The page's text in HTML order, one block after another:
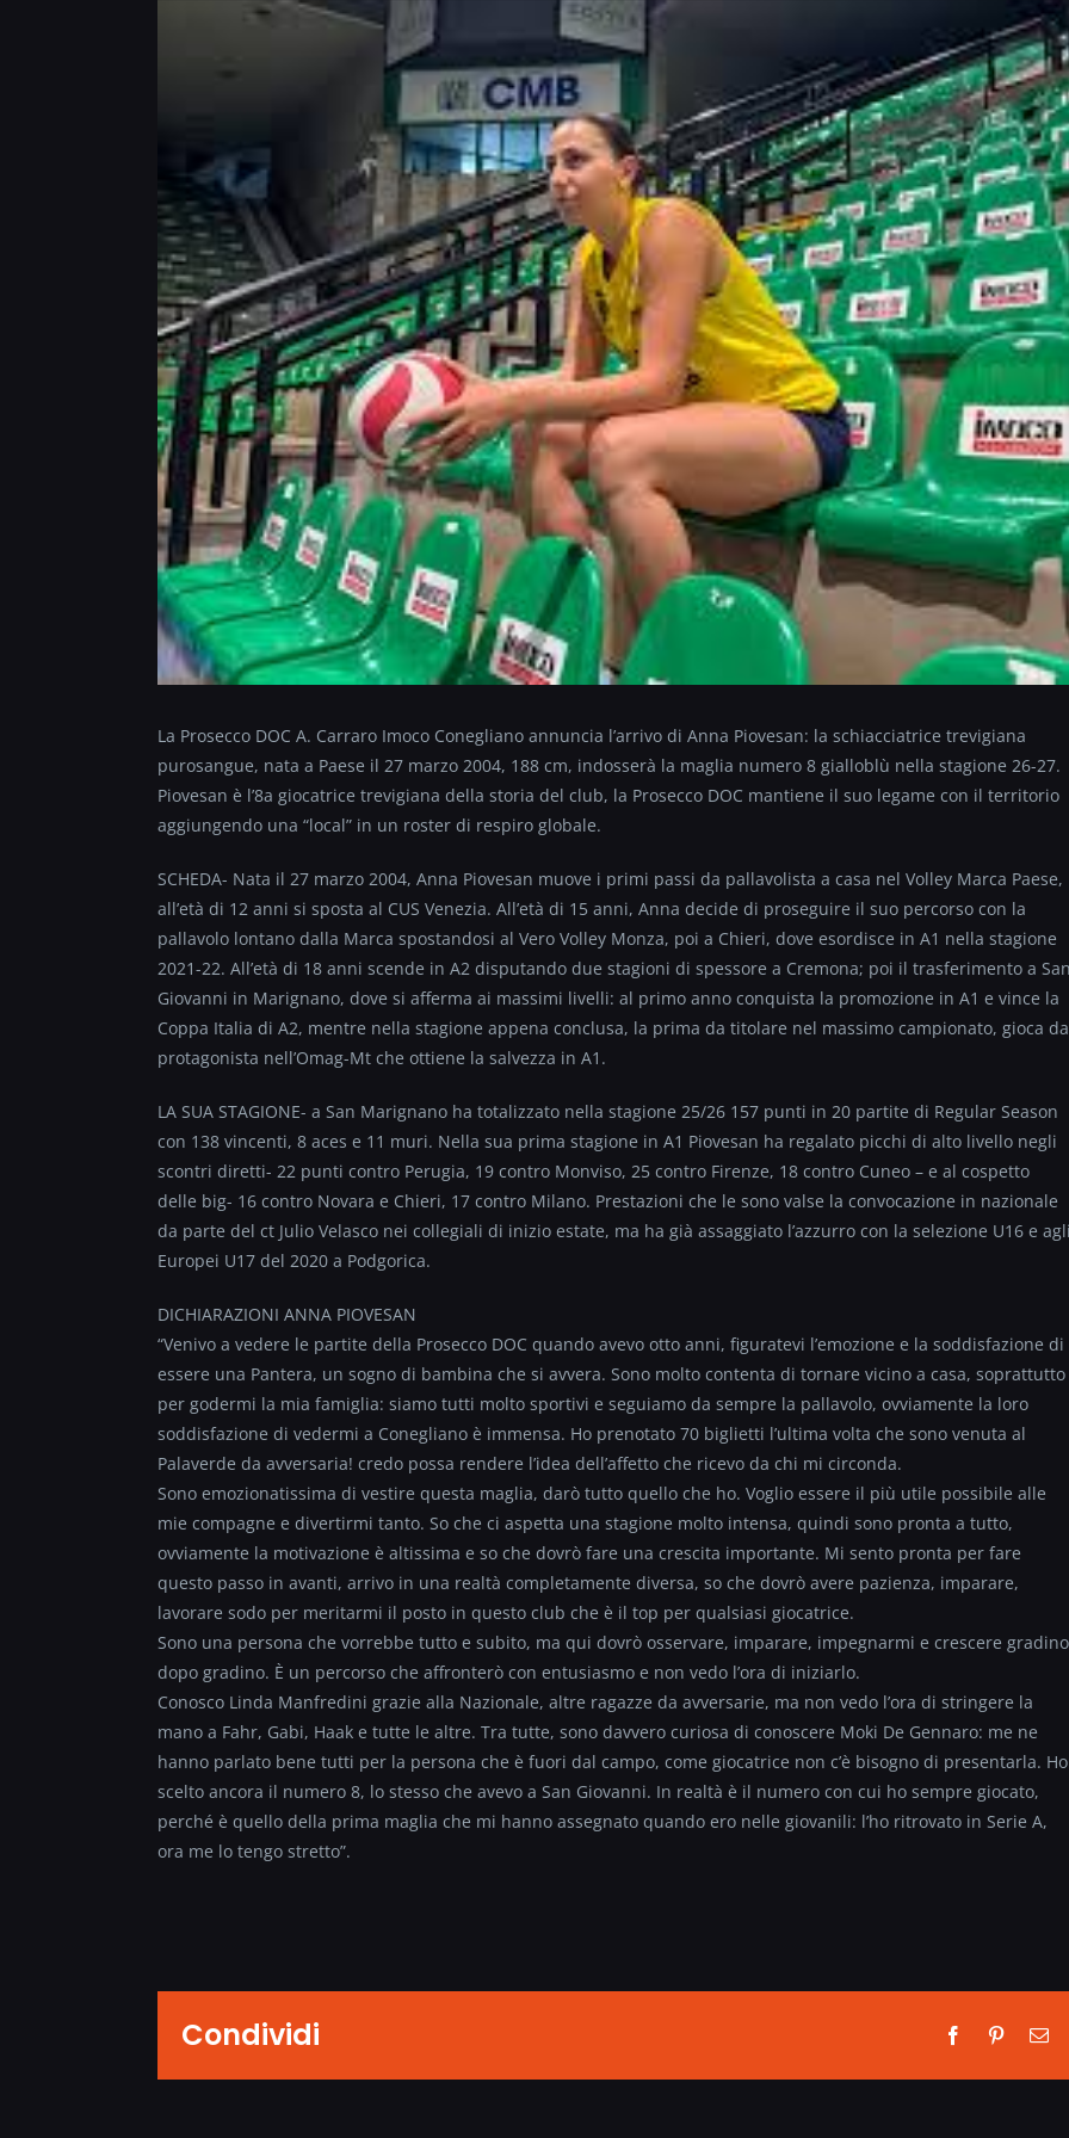
La Prosecco DOC A. Carraro Imoco Conegliano annuncia l’arrivo di Anna Piovesan: la schiacciatrice trevigiana
purosangue, nata a Paese il 27 marzo 2004, 188 cm, indosserà la maglia numero 8 gialloblù nella stagione 26-27.
Piovesan è l’8a giocatrice trevigiana della storia del club, la Prosecco DOC mantiene il suo legame con il territorio
aggiungendo una “local” in un roster di respiro globale.
SCHEDA- Nata il 27 marzo 2004, Anna Piovesan muove i primi passi da pallavolista a casa nel Volley Marca Paese,
all’età di 12 anni si sposta al CUS Venezia. All’età di 15 anni, Anna decide di proseguire il suo percorso con la
pallavolo lontano dalla Marca spostandosi al Vero Volley Monza, poi a Chieri, dove esordisce in A1 nella stagione
2021-22. All’età di 18 anni scende in A2 disputando due stagioni di spessore a Cremona; poi il trasferimento a
Giovanni in Marignano, dove si afferma ai massimi livelli: al primo anno conquista la promozione in A1 e vince la
Coppa Italia di A2, mentre nella stagione appena conclusa, la prima da titolare nel massimo campionato, gioca da
protagonista nell’Omag-Mt che ottiene la salvezza in A1.
LA SUA STAGIONE- a San Marignano ha totalizzato nella stagione 25/26 157 punti in 20 partite di Regular Season
con 138 vincenti, 8 aces e 11 muri. Nella sua prima stagione in A1 Piovesan ha regalato picchi di alto livello negli
scontri diretti- 22 punti contro Perugia, 19 contro Monviso, 25 contro Firenze, 18 contro Cuneo – e al cospetto
delle big- 16 contro Novara e Chieri, 17 contro Milano. Prestazioni che le sono valse la convocazione in nazionale
da parte del ct Julio Velasco nei collegiali di inizio estate, ma ha già assaggiato l’azzurro con la selezione U16 e
Europei U17 del 2020 a Podgorica.
DICHIARAZIONI ANNA PIOVESAN
“Venivo a vedere le partite della Prosecco DOC quando avevo otto anni, figuratevi l’emozione e la soddisfazione di
essere una Pantera, un sogno di bambina che si avvera. Sono molto contenta di tornare vicino a casa, soprattutto
per godermi la mia famiglia: siamo tutti molto sportivi e seguiamo da sempre la pallavolo, ovviamente la loro
soddisfazione di vedermi a Conegliano è immensa. Ho prenotato 70 biglietti l’ultima volta che sono venuta al
Palaverde da avversaria! credo possa rendere l’idea dell’affetto che ricevo da chi mi circonda.
Sono emozionatissima di vestire questa maglia, darò tutto quello che ho. Voglio essere il più utile possibile alle
mie compagne e divertirmi tanto. So che ci aspetta una stagione molto intensa, quindi sono pronta a tutto,
ovviamente la motivazione è altissima e so che dovrò fare una crescita importante. Mi sento pronta per fare
questo passo in avanti, arrivo in una realtà completamente diversa, so che dovrò avere pazienza, imparare,
lavorare sodo per meritarmi il posto in questo club che è il top per qualsiasi giocatrice.
Sono una persona che vorrebbe tutto e subito, ma qui dovrò osservare, imparare, impegnarmi e crescere gradino
dopo gradino. È un percorso che affronterò con entusiasmo e non vedo l’ora di iniziarlo.
Conosco Linda Manfredini grazie alla Nazionale, altre ragazze da avversarie, ma non vedo l’ora di stringere la
mano a Fahr, Gabi, Haak e tutte le altre. Tra tutte, sono davvero curiosa di conoscere Moki De Gennaro: me ne
hanno parlato bene tutti per la persona che è fuori dal campo, come giocatrice non c’è bisogno di presentarla. Ho
scelto ancora il numero 8, lo stesso che avevo a San Giovanni. In realtà è il numero con cui ho sempre giocato,
perché è quello della prima maglia che mi hanno assegnato quando ero nelle giovanili: l’ho ritrovato in Serie A,
ora me lo tengo stretto”.
Condividi Facebook
Pinterest